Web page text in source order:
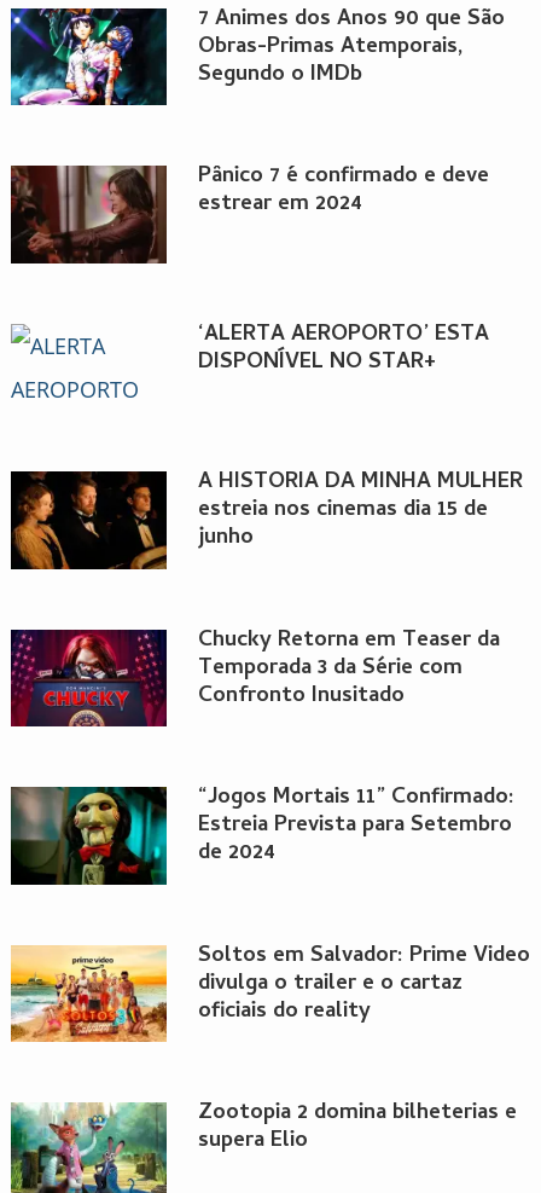
7 Animes dos Anos 90 que São
Obras-Primas Atemporais,
Segundo o IMDb
Pânico 7 é confirmado e deve
estrear em 2024
‘ALERTA AEROPORTO’ ESTÁ
DISPONÍVEL NO STAR+
A HISTÓRIA DA MINHA MULHER
estreia nos cinemas dia 15 de
junho
Chucky Retorna em Teaser da
Temporada 3 da Série com
Confronto Inusitado
“Jogos Mortais 11” Confirmado:
Estreia Prevista para Setembro
de 2024
Soltos em Salvador: Prime Video
divulga o trailer e o cartaz
oficiais do reality
Zootopia 2 domina bilheterias e
supera Elio